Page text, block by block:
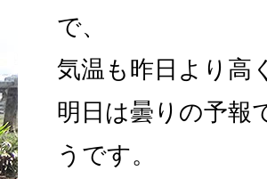
で、
気温も昨日より高
明日は曇りの予報
うです。